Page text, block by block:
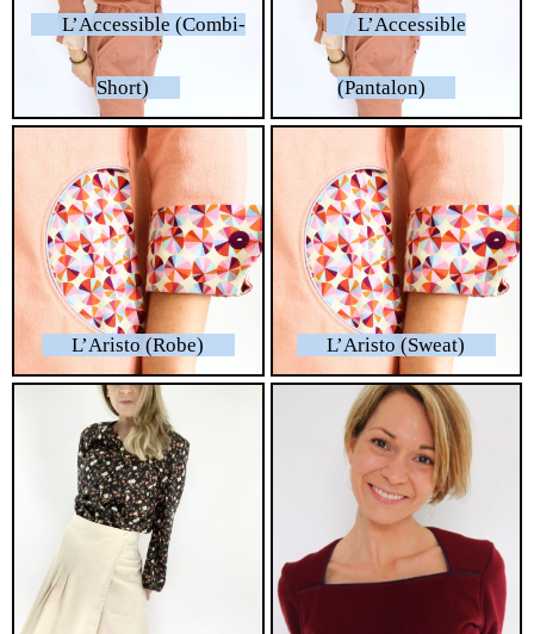
L’Accessible (Combi-
Short)
L’Accessible
(Pantalon)
L’Aristo (Robe) L’Aristo (Sweat)